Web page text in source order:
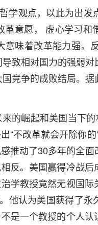
学观点，以此为出
意愿， 虚心学习和
味着改革能力强，
致相对国力的强弱
竞争的成败结局。
的崛起和美国当下
不改革就会开除你的
推动了30多年的全
反。美国赢得冷战
学教授竟然无视国
他认为美国获得了
是一个教授的个人